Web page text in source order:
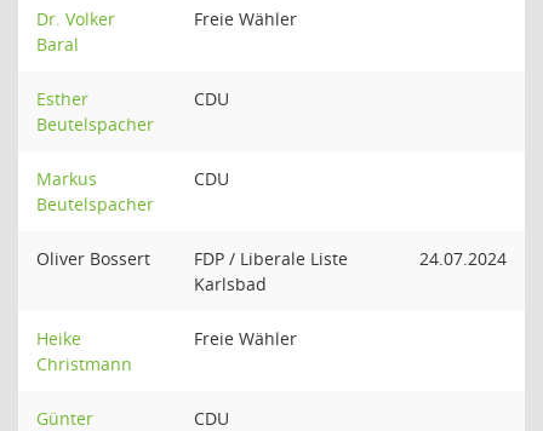
Dr. Volker
Baral
Freie Wähler
Esther
Beutelspacher
CDU
Markus
Beutelspacher
CDU
Oliver Bossert
FDP / Liberale Liste
Karlsbad
24.07.2024
Heike
Christmann
Freie Wähler
Günter
CDU